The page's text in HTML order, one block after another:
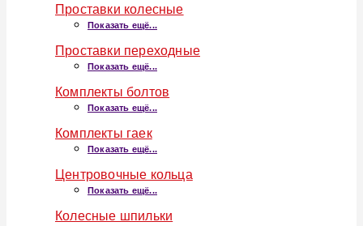
Проставки колесные
Показать ещё...
Проставки переходные
Показать ещё...
Комплекты болтов
Показать ещё...
Комплекты гаек
Показать ещё...
Центровочные кольца
Показать ещё...
Колесные шпильки